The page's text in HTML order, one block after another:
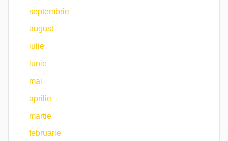
septembrie
august
iulie
iunie
mai
aprilie
martie
februarie